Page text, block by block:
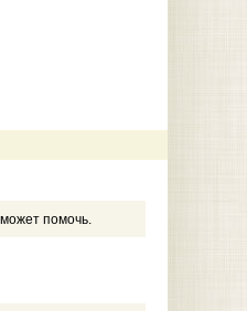
помочь.